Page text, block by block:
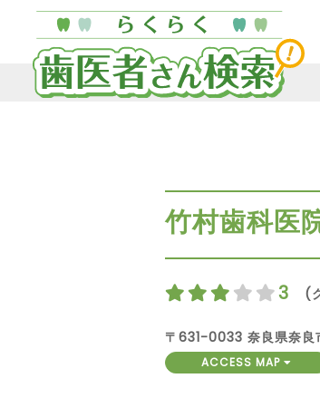
竹村歯科医
3 (
〒631-0033 奈良県奈良
ACCESS MAP